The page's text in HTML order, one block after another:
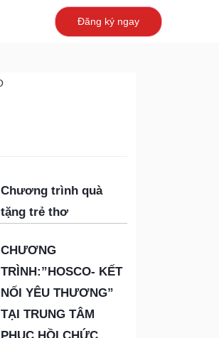
Đăng ký ngay
Chương trình quà
tặng trẻ thơ
CHƯƠNG
TRÌNH:”HOSCO- KẾT
NỐI YÊU THƯƠNG”
TẠI TRUNG TÂM